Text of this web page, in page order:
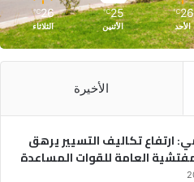
26
℃
الأحد
25
℃
الأثنين
26
℃
الثلاثاء
الأخيرة
ارتفاع تكاليف التسيير يرهق
العامة للقوات المساعدة